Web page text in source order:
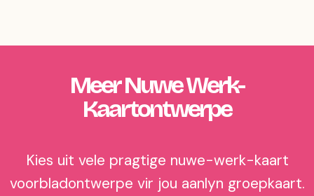
Meer Nuwe Werk-
Kaartontwerpe
Kies uit vele pragtige nuwe-werk-kaart
voorbladontwerpe vir jou aanlyn groepkaart.